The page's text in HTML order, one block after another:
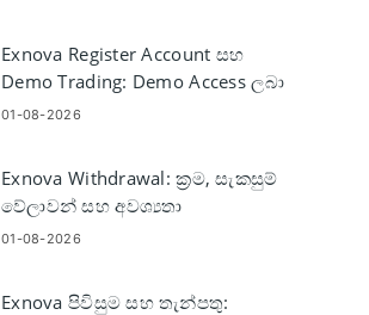
Exnova Register Account සහ
Demo Trading: Demo Access ලබා
ගන්න
01-08-2026
Exnova Withdrawal: ක්‍රම, සැකසුම්
වේලාවන් සහ අවශ්‍යතා
01-08-2026
Exnova පිවිසුම සහ තැන්පතු: